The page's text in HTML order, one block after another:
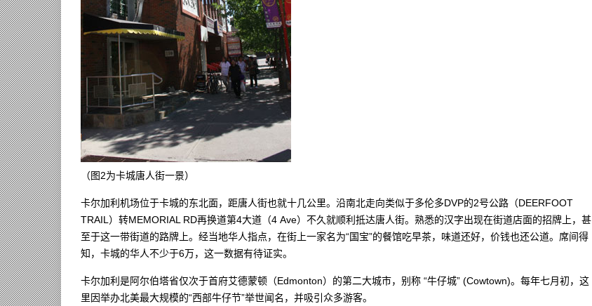
（图2为卡城唐人街一景）
卡尔加利机场位于卡城的东北面，距唐人街也就十几公里。沿南北走向类似于多伦多DVP的2号公路（DEERFOOT
TRAIL）转MEMORIAL RD再换道第4大道（4 Ave）不久就顺利抵达唐人街。熟悉的汉字出现在街道店面的招牌上，甚
至于这一带街道的路牌上。经当地华人指点，在街上一家名为“国宝”的餐馆吃早茶，味道还好，价钱也还公道。席间得
知，卡城的华人不少于6万，这一数据有待证实。
卡尔加利是阿尔伯塔省仅次于首府艾德蒙顿（Edmonton）的第二大城市，别称 “牛仔城” (Cowtown)。每年七月初，这
里因举办北美最大规模的“西部牛仔节”举世闻名，并吸引众多游客。